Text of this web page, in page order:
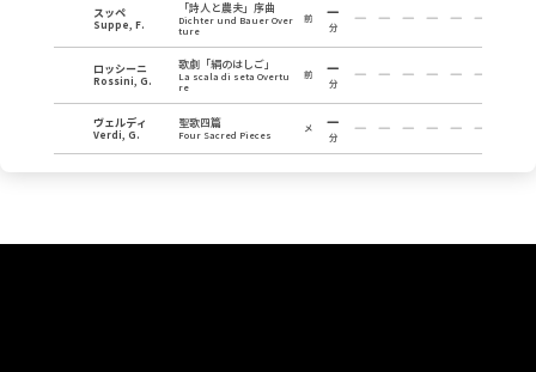
スッペ
Suppe, F.
「詩人と農夫」序曲
Dichter und Bauer Over
ture
前
分
ロッシーニ
Rossini, G.
歌劇「絹のはしご」
La scala di seta Overtu
re
前
分
ヴェルディ
Verdi, G.
聖歌四篇
Four Sacred Pieces
メ
分